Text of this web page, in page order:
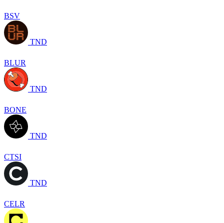
BSV
TND
BLUR
TND
BONE
TND
CTSI
TND
CELR